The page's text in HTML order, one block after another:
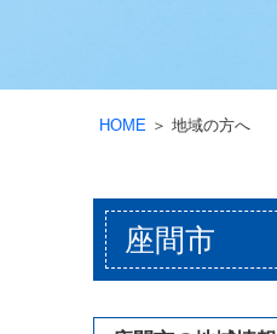
HOME ＞ 地域の方へ
座間市